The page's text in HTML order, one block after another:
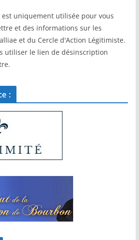
est uniquement utilisée pour vous
et des informations sur les
et du Cercle d'Action Légitimiste.
utiliser le lien de désinscription
: